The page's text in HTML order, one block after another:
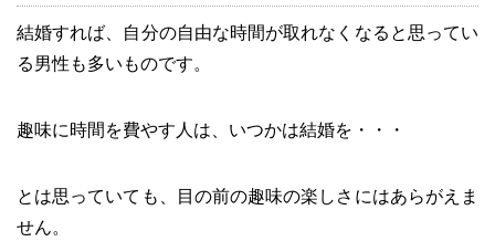
結婚すれば、自分の自由な時間が取れなくなると思ってい
る男性も多いものです。
趣味に時間を費やす人は、いつかは結婚を・・・
とは思っていても、目の前の趣味の楽しさにはあらがえま
せん。